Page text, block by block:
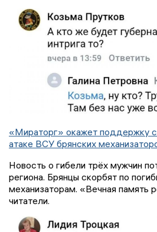
«Мираторг» окажет поддержку
атаке ВСУ брянских
Новость о гибели трёх мужчин
региона. Брянцы скорбят по
механизаторам. «Вечная память
читатели.